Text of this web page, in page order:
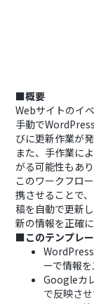
■概要
Webサイトのイ
手動で
びに更新作業が
また、手作業に
がる可能性もあり
このワークフロ
携させることで
稿を自動で更新
新の情報を正確
■このテンプレ
ーで情報
Googleカ
で反映さ